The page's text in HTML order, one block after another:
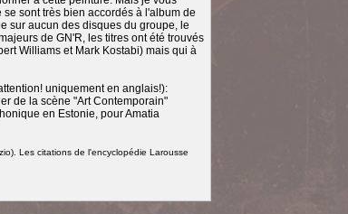
sont très bien accordés à l'album de
sur aucun des disques du groupe, le
de GN'R, les titres ont été trouvés
Williams et Mark Kostabi) mais qui à
uniquement en anglais!):
de la scène "Art Contemporain"
en Estonie, pour Amatia
Les citations de l'encyclopédie Larousse